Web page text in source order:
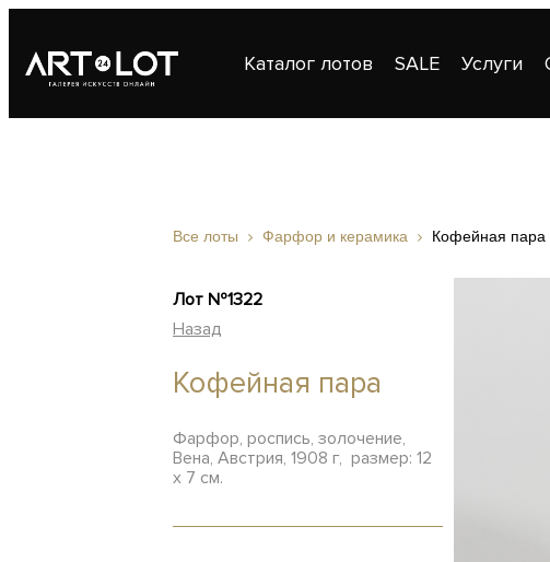
Каталог лотов SALE Услуги
Все лоты Фарфор и керамика Кофейная пара
Лот №1322
Назад
Кофейная пара
Фарфор, роспись, золочение,
Вена, Австрия, 1908 г, размер: 12
х 7 см.